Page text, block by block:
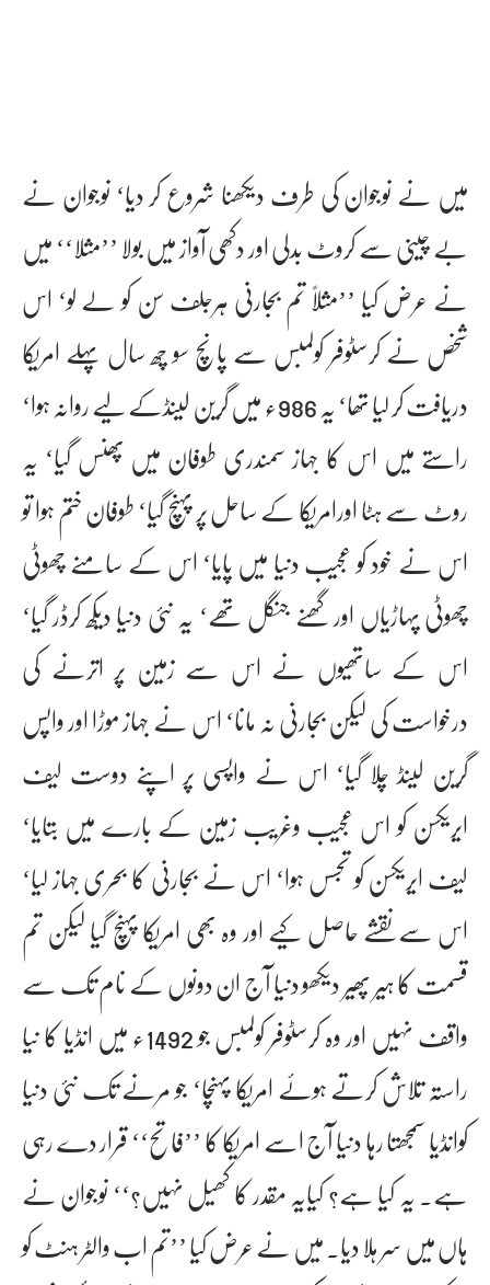
میں نے نوجوان کی طرف دیکھنا شروع کر دیا‘ نوجوان نے
بے چینی سے کروٹ بدلی اور دکھی آواز میں بولا ’’مثلا‘‘ میں
نے عرض کیا ’’مثلاً تم بجارنی ہرجلف سن کو لے لو‘ اس
شخص نے کرسٹوفر کولمبس سے پانچ سو چھ سال پہلے امریکا
دریافت کر لیا تھا‘ یہ 986ء میں گرین لینڈکے لیے روانہ ہوا‘
راستے میں اس کا جہاز سمندری طوفان میں پھنس گیا‘ یہ
روٹ سے ہٹا اورامریکا کے ساحل پر پہنچ گیا‘ طوفان ختم ہوا تو
اس نے خود کو عجیب دنیا میں پایا‘ اس کے سامنے چھوٹی
چھوٹی پہاڑیاں اور گھنے جنگل تھے‘ یہ نئی دنیا دیکھ کرڈر گیا‘
اس کے ساتھیوں نے اس سے زمین پر اترنے کی
درخواست کی لیکن بجارنی نہ مانا‘ اس نے جہاز موڑا اور واپس
گرین لینڈ چلا گیا‘ اس نے واپسی پر اپنے دوست لیف
ایریکسن کو اس عجیب وغریب زمین کے بارے میں بتایا‘
لیف ایریکسن کو تجسس ہوا‘ اس نے بجارنی کا بحری جہاز لیا‘
اس سے نقشے حاصل کیے اور وہ بھی امریکا پہنچ گیا لیکن تم
قسمت کا ہیر پھیر دیکھو دنیا آج ان دونوں کے نام تک سے
واقف نہیں اور وہ کرسٹوفر کولمبس جو 1492ء میں انڈیا کا نیا
راستہ تلاش کرتے ہوئے امریکا پہنچا‘ جو مرنے تک نئی دنیا
کوانڈیا سمجھتا رہا دنیا آج اسے امریکا کا ’’فاتح‘‘ قرار دے رہی
ہے۔ یہ کیا ہے؟ کیایہ مقدر کا کھیل نہیں؟‘‘ نوجوان نے
ہاں میں سر ہلا دیا۔ میں نے عرض کیا ’’تم اب والٹر ہنٹ کو